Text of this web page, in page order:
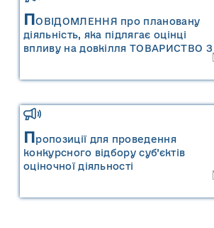
ПОВІДОМЛЕННЯ про плановану
діяльність, яка підлягає оцінці
впливу на довкілля ТОВАРИСТВО З
Пропозиції для проведення
конкурсного відбору суб’єктів
оціночної діяльності